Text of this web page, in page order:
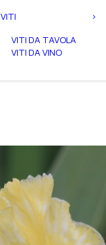
VITI
VITI DA TAVOLA
VITI DA VINO